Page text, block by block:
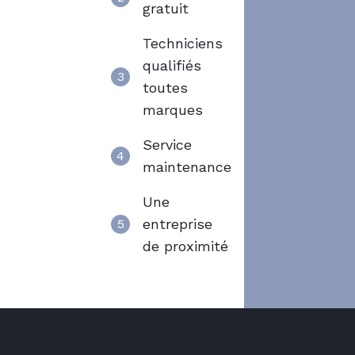
gratuit
3
Techniciens
qualifiés
toutes
marques
4
Service
maintenance
5
Une
entreprise
de proximité